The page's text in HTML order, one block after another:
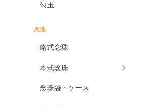
勾玉
念珠
略式念珠
本式念珠
念珠袋・ケース